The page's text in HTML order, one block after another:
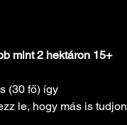
mint 2 hektáron 15+
(30 fő) így
le, hogy más is tudjon